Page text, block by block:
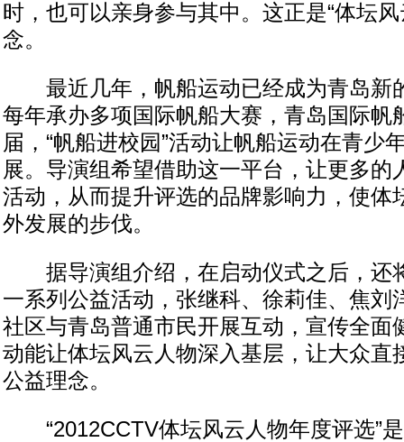
时，也可以亲身参与其中。这正是“体坛
念。
最近几年，帆船运动已经成为青岛新
每年承办多项国际帆船大赛，青岛国际帆
届，“帆船进校园”活动让帆船运动在青少
展。导演组希望借助这一平台，让更多的
活动，从而提升评选的品牌影响力，使体
外发展的步伐。
据导演组介绍，在启动仪式之后，还
一系列公益活动，张继科、徐莉佳、焦刘
社区与青岛普通市民开展互动，宣传全面
动能让体坛风云人物深入基层，让大众直
公益理念。
“2012CCTV体坛风云人物年度评选”